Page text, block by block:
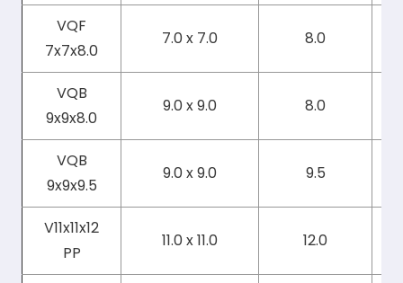
VQF
7x7x8.0
7.0 x 7.0 8.0
VQB
9x9x8.0
9.0 x 9.0 8.0
VQB
9x9x9.5
9.0 x 9.0 9.5
V11x11x12
PP
11.0 x 11.0 12.0